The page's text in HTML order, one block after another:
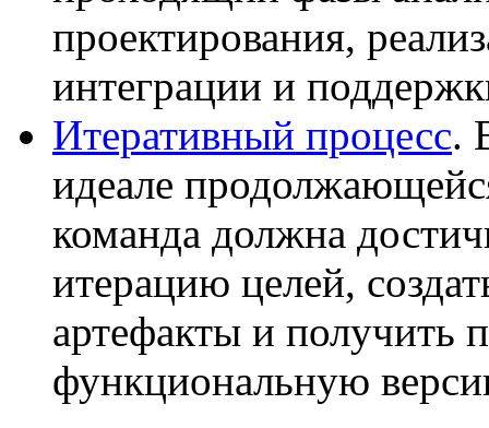
проектирования,
интеграции и
Итеративный процесс.
идеале
команда должна
итерацию целей,
артефакты и получить
функциональную